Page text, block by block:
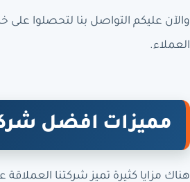
والآن عليكم التواصل بنا لتحصلوا على
العملاء.
مميزات افضل
هناك مزايا كثيرة تميز شركتنا